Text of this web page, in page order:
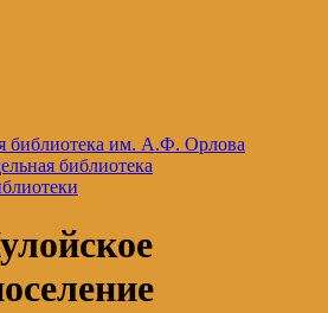
библиотека им. А.Ф. Орлова
библиотека